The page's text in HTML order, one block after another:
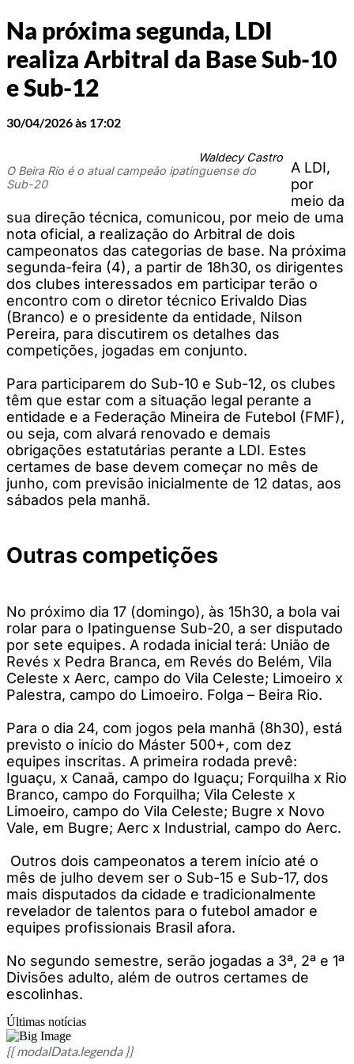
Na próxima segunda, LDI
realiza Arbitral da Base Sub-10
e Sub-12
30/04/2026 às 17:02
Waldecy Castro
O Beira Rio é o atual campeão ipatinguense do
Sub-20
A LDI,
por
meio da
sua direção técnica, comunicou, por meio de uma
nota oficial, a realização do Arbitral de dois
campeonatos das categorias de base. Na próxima
segunda-feira (4), a partir de 18h30, os dirigentes
dos clubes interessados em participar terão o
encontro com o diretor técnico Erivaldo Dias
(Branco) e o presidente da entidade, Nilson
Pereira, para discutirem os detalhes das
competições, jogadas em conjunto.
Para participarem do Sub-10 e Sub-12, os clubes
têm que estar com a situação legal perante a
entidade e a Federação Mineira de Futebol (FMF),
ou seja, com alvará renovado e demais
obrigações estatutárias perante a LDI. Estes
certames de base devem começar no mês de
junho, com previsão inicialmente de 12 datas, aos
sábados pela manhã.
Outras competições
No próximo dia 17 (domingo), às 15h30, a bola vai
rolar para o Ipatinguense Sub-20, a ser disputado
por sete equipes. A rodada inicial terá: União de
Revés x Pedra Branca, em Revés do Belém, Vila
Celeste x Aerc, campo do Vila Celeste; Limoeiro x
Palestra, campo do Limoeiro. Folga – Beira Rio.
Para o dia 24, com jogos pela manhã (8h30), está
previsto o início do Máster 500+, com dez
equipes inscritas. A primeira rodada prevê:
Iguaçu, x Canaã, campo do Iguaçu; Forquilha x Rio
Branco, campo do Forquilha; Vila Celeste x
Limoeiro, campo do Vila Celeste; Bugre x Novo
Vale, em Bugre; Aerc x Industrial, campo do Aerc.
Outros dois campeonatos a terem início até o
mês de julho devem ser o Sub-15 e Sub-17, dos
mais disputados da cidade e tradicionalmente
revelador de talentos para o futebol amador e
equipes profissionais Brasil afora.
No segundo semestre, serão jogadas a 3ª, 2ª e 1ª
Divisões adulto, além de outros certames de
escolinhas.
Últimas notícias
{{ modalData.legenda }}